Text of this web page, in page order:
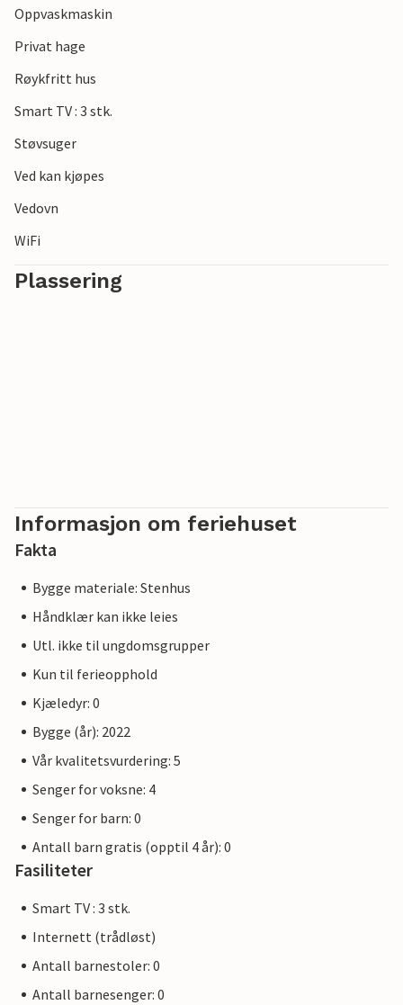
nord og den populære byen Eckernförde i sør. Det er ingen
grenser for valg av utfluktsmål.
Se frem til en fantastisk tid i denne innbydende
innkvarteringen ved Østersjøen.
Oppvaskmaskin
Privat hage
Røykfritt hus
Smart TV : 3 stk.
Støvsuger
Ved kan kjøpes
Vedovn
WiFi
Plassering
Informasjon om feriehuset
Fakta
Bygge materiale: Stenhus
Håndklær kan ikke leies
Utl. ikke til ungdomsgrupper
Kun til ferieopphold
Kjæledyr: 0
Bygge (år): 2022
Vår kvalitetsvurdering: 5
Senger for voksne: 4
Senger for barn: 0
Antall barn gratis (opptil 4 år): 0
Fasiliteter
Smart TV : 3 stk.
Internett (trådløst)
Antall barnestoler: 0
Antall barnesenger: 0